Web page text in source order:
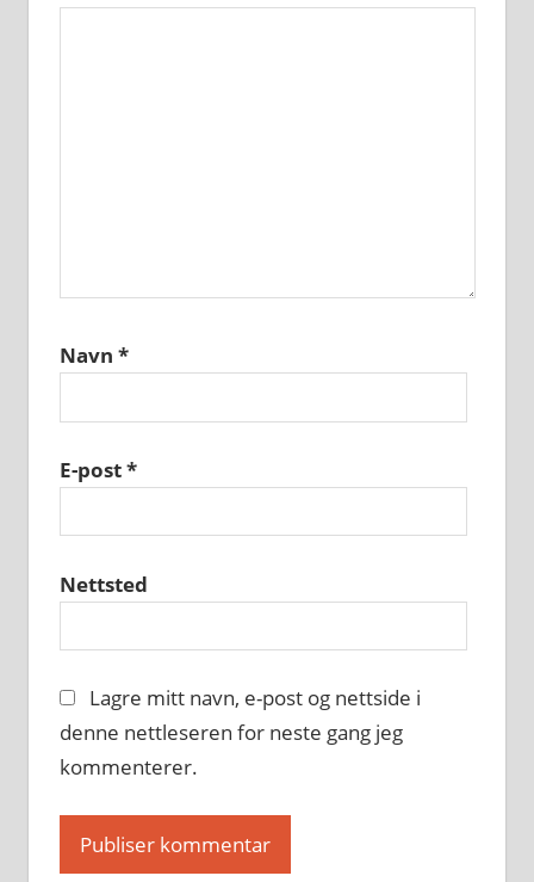
Navn *
E-post*
Nettsted
Lagre mitt navn, e-post og nettside i
denne nettleseren for neste gang jeg
kommenterer.